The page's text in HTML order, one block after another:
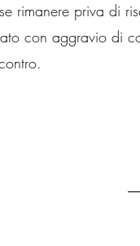
rimanere priva di
con aggravio di